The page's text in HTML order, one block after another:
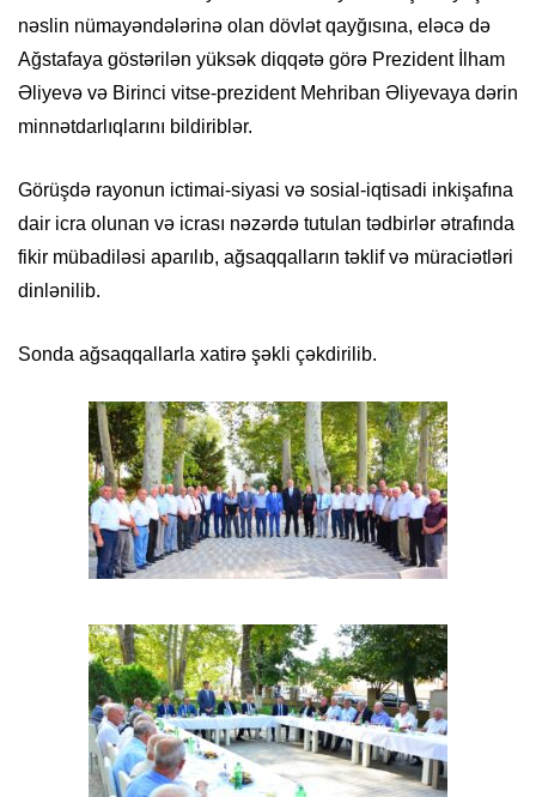
nəslin nümayəndələrinə olan dövlət qayğısına, eləcə də
Ağstafaya göstərilən yüksək diqqətə görə Prezident İlham
Əliyevə və Birinci vitse-prezident Mehriban Əliyevaya dərin
minnətdarlıqlarını bildiriblər.
Görüşdə rayonun ictimai-siyasi və sosial-iqtisadi inkişafına
dair icra olunan və icrası nəzərdə tutulan tədbirlər ətrafında
fikir mübadiləsi aparılıb, ağsaqqalların təklif və müraciətləri
dinlənilib.
Sonda ağsaqqallarla xatirə şəkli çəkdirilib.